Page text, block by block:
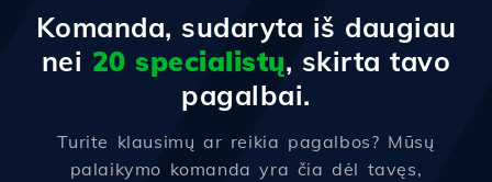
Komanda, sudaryta iš daugiau
nei 20 specialistų, skirta tavo
pagalbai.
Turite klausimų ar reikia pagalbos? Mūsų
palaikymo komanda yra čia dėl tavęs,